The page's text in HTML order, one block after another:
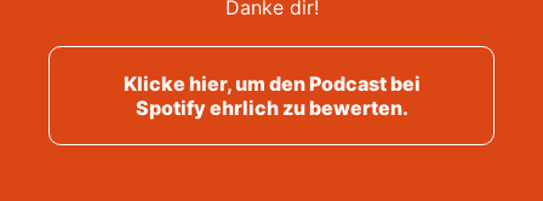
Danke dir!
Klicke hier, um den Podcast bei
Spotify ehrlich zu bewerten.